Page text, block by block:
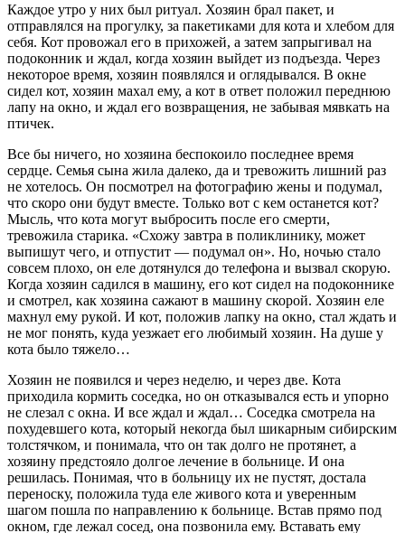
Каждое утро у них был ритуал. Хозяин брал пакет, и
отправлялся на прогулку, за пакетиками для кота и хлебом для
себя. Кот провожал его в прихожей, а затем запрыгивал на
подоконник и ждал, когда хозяин выйдет из подъезда. Через
некоторое время, хозяин появлялся и оглядывался. В окне
сидел кот, хозяин махал ему, а кот в ответ положил переднюю
лапу на окно, и ждал его возвращения, не забывая мявкать на
птичек.
Все бы ничего, но хозяина беспокоило последнее время
сердце. Семья сына жила далеко, да и тревожить лишний раз
не хотелось. Он посмотрел на фотографию жены и подумал,
что скоро они будут вместе. Только вот с кем останется кот?
Мысль, что кота могут выбросить после его смерти,
тревожила старика. «Схожу завтра в поликлинику, может
выпишут чего, и отпустит — подумал он». Но, ночью стало
совсем плохо, он еле дотянулся до телефона и вызвал скорую.
Когда хозяин садился в машину, его кот сидел на подоконнике
и смотрел, как хозяина сажают в машину скорой. Хозяин еле
махнул ему рукой. И кот, положив лапку на окно, стал ждать и
не мог понять, куда уезжает его любимый хозяин. На душе у
кота было тяжело…
Хозяин не появился и через неделю, и через две. Кота
приходила кормить соседка, но он отказывался есть и упорно
не слезал с окна. И все ждал и ждал… Соседка смотрела на
похудевшего кота, который некогда был шикарным сибирским
толстячком, и понимала, что он так долго не протянет, а
хозяину предстояло долгое лечение в больнице. И она
решилась. Понимая, что в больницу их не пустят, достала
переноску, положила туда еле живого кота и уверенным
шагом пошла по направлению к больнице. Встав прямо под
окном, где лежал сосед, она позвонила ему. Вставать ему